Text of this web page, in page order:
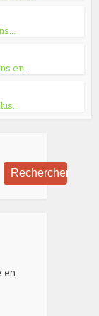
en...
Rechercher
en